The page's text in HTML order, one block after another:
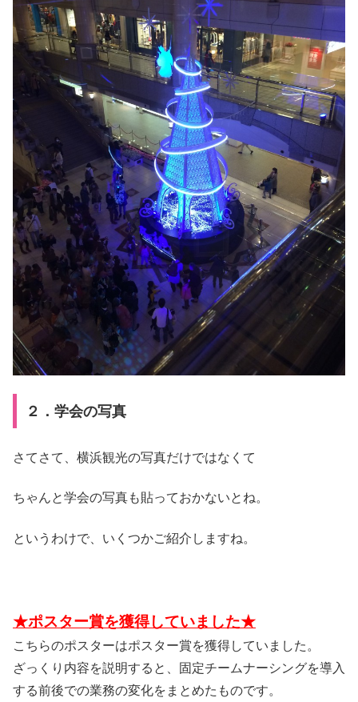
２．学会の写真
さてさて、横浜観光の写真だけではなくて
ちゃんと学会の写真も貼っておかないとね。
というわけで、いくつかご紹介しますね。
★ポスター賞を獲得していました★
こちらのポスターはポスター賞を獲得していました。
ざっくり内容を説明すると、固定チームナーシングを導入
する前後での業務の変化をまとめたものです。